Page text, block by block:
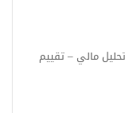
مالي – تقييم